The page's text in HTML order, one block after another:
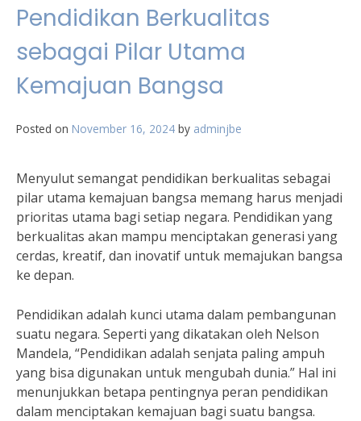
Pendidikan Berkualitas
sebagai Pilar Utama
Kemajuan Bangsa
Posted on November 16, 2024 by adminjbe
Menyulut semangat pendidikan berkualitas sebagai
pilar utama kemajuan bangsa memang harus menjadi
prioritas utama bagi setiap negara. Pendidikan yang
berkualitas akan mampu menciptakan generasi yang
cerdas, kreatif, dan inovatif untuk memajukan bangsa
ke depan.
Pendidikan adalah kunci utama dalam pembangunan
suatu negara. Seperti yang dikatakan oleh Nelson
Mandela, “Pendidikan adalah senjata paling ampuh
yang bisa digunakan untuk mengubah dunia.” Hal ini
menunjukkan betapa pentingnya peran pendidikan
dalam menciptakan kemajuan bagi suatu bangsa.